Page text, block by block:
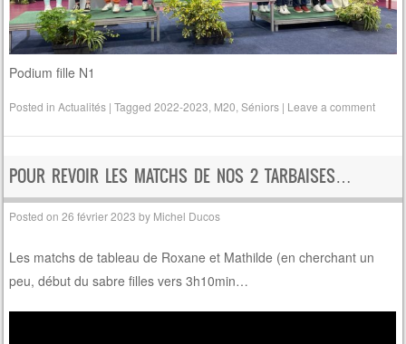
Podium fille N1
Posted inActualités |Tagged2022-2023 M20 ,Séniors | Leave a comment
POUR REVOIR LES MATCHS DE NOS 2 TARBAISES…
Posted on26 février 2023 by Michel Ducos
Les matchs de tableau de Roxane et Mathilde (en cherchant un
peu, début du sabre filles vers 3h10min…